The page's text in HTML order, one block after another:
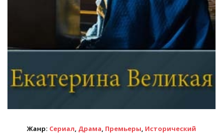
Жанр: Сериал, Драма, Премьеры, Исторический